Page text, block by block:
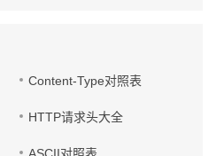
Content-Type对照表
HTTP请求头大全